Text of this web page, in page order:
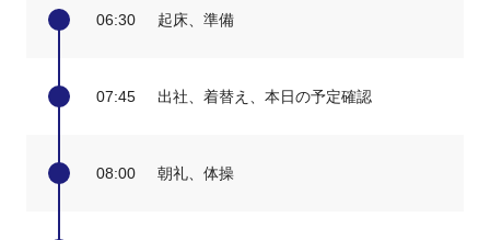
06:30 起床、準備
07:45 出社、着替え、本日の予定確認
08:00 朝礼、体操